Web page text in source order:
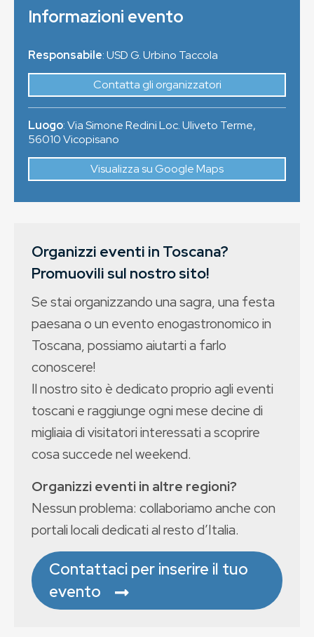
Informazioni evento
Responsabile: USD G. Urbino Taccola
Contatta gli organizzatori
Luogo:Via Simone Redini Loc. Uliveto Terme,
56010Vicopisano
Visualizza su Google Maps
Organizzi eventi in Toscana?
Promuovili sul nostro sito!
Se stai organizzando una sagra, una festa
paesana o un evento enogastronomico in
Toscana, possiamo aiutarti a farlo
conoscere!
Il nostro sito è dedicato proprio agli eventi
toscani e raggiunge ogni mese decine di
migliaia di visitatori interessati a scoprire
cosa succede nel weekend.
Organizzi eventi in altre regioni?
Nessun problema: collaboriamo anche con
portali locali dedicati al resto d’Italia.
Contattaci per inserire il tuo
evento